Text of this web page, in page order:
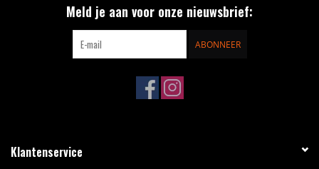
Meld je aan voor onze nieuwsbrief:
ABONNEER
Klantenservice